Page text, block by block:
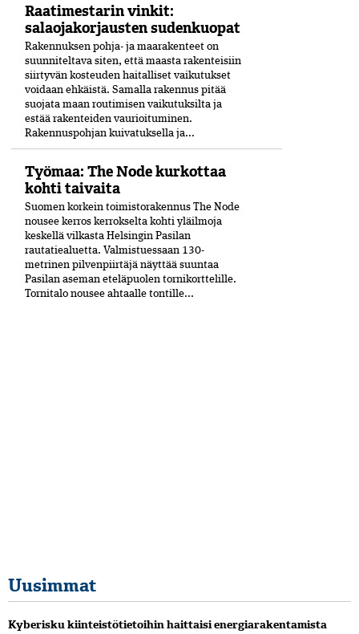
Raatimestarin vinkit:
salaojakorjausten sudenkuopat
Rakennuksen pohja- ja maarakenteet on
suunniteltava siten, että maasta rakenteisiin
siirtyvän kosteuden haitalliset vaikutukset
voidaan ehkäistä. Samalla rakennus pitää
suojata maan routimisen vaikutuksilta ja
estää rakenteiden vaurioituminen.
Rakennuspohjan kuivatuksella ja...
Työmaa: The Node kurkottaa
kohti taivaita
Suomen korkein toimistorakennus The Node
nousee kerros kerrokselta kohti yläilmoja
keskellä vilkasta Helsingin Pasilan
rautatiealuetta. Valmistuessaan 130-
metrinen pilvenpiirtäjä näyttää suuntaa
Pasilan aseman eteläpuolen tornikorttelille.
Tornitalo nousee ahtaalle tontille...
Uusimmat
Kyberisku kiinteistötietoihin haittaisi energiarakentamista